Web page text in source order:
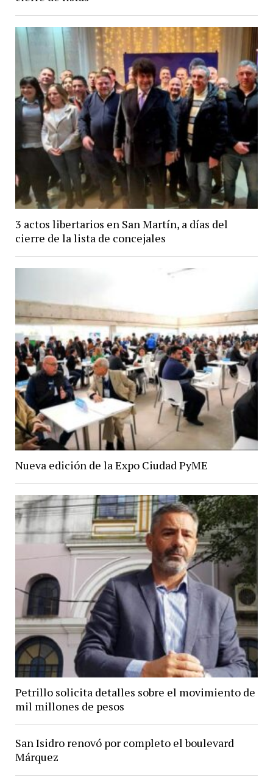
3 actos libertarios en San Martín, a días del
cierre de la lista de concejales
Nueva edición de la Expo Ciudad PyME
Petrillo solicita detalles sobre el movimiento de
mil millones de pesos
San Isidro renovó por completo el boulevard
Márquez